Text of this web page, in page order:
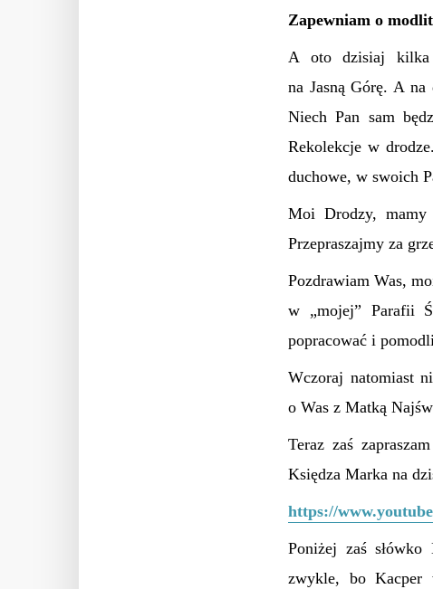
Zapewniam o
A oto dzisiaj kilka
na Jasną Górę. A
Niech Pan sam
Rekolekcje w
duchowe, w swoich
Moi Drodzy, mamy
Przepraszajmy za
Pozdrawiam Was,
w „mojej” Parafii
popracować i
Wczoraj natomiast
o Was z Matką
Teraz zaś
Księdza Marka na
https://
Poniżej zaś
zwykle, bo Kacper